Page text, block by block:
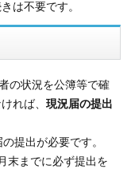
は不要です。
の状況を公簿等で確
れば、 現況届の提出
提出が必要です。
末までに必ず提出を